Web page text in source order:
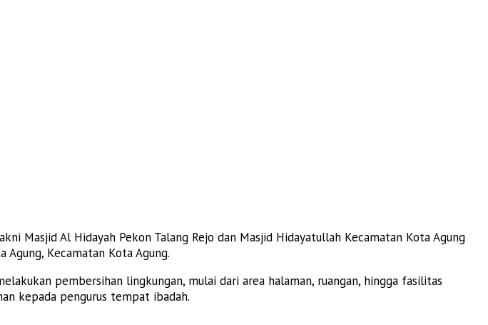
Masjid Al Hidayah Pekon Talang Rejo dan Masjid Hidayatullah Kecamatan Kota Agung
Kecamatan Kota Agung.
pembersihan lingkungan, mulai dari area halaman, ruangan, hingga fasilitas
kepada pengurus tempat ibadah.